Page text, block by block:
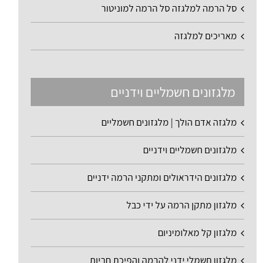
סל הרמה למלגזה סל הרמה למוניטור
מאריכים למלגזה
מלגזונים חשמליים וידניים
מלגזה אדם הולך | מלגזונים חשמליים
מלגזונים חשמליים וידניים
מלגזונים הידראולים ומתקני הרמה ידניים
מלגזון מתקן הרמה על ידי כבל
מלגזון קל מאלומיניום
מלגזון חשמלי ידני להרמה והפיכת חביות